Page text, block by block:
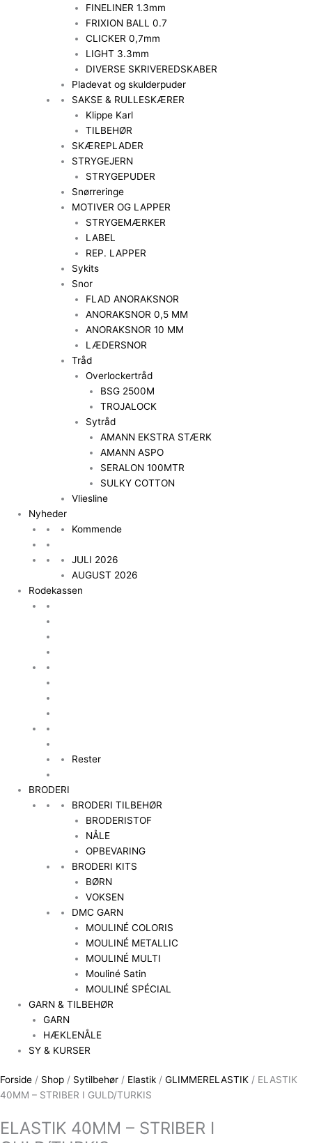
FINELINER 1.3mm
FRIXION BALL 0.7
CLICKER 0,7mm
LIGHT 3.3mm
DIVERSE SKRIVEREDSKABER
Pladevat og skulderpuder
SAKSE & RULLESKÆRER
Klippe Karl
TILBEHØR
SKÆREPLADER
STRYGEJERN
STRYGEPUDER
Snørreringe
MOTIVER OG LAPPER
STRYGEMÆRKER
LABEL
REP. LAPPER
Sykits
Snor
FLAD ANORAKSNOR
ANORAKSNOR 0,5 MM
ANORAKSNOR 10 MM
LÆDERSNOR
Tråd
Overlockertråd
BSG 2500M
TROJALOCK
Sytråd
AMANN EKSTRA STÆRK
AMANN ASPO
SERALON 100MTR
SULKY COTTON
Vliesline
Nyheder
Kommende
JULI 2026
AUGUST 2026
Rodekassen
Rester
BRODERI
BRODERI TILBEHØR
BRODERISTOF
NÅLE
OPBEVARING
BRODERI KITS
BØRN
VOKSEN
DMC GARN
MOULINÉ COLORIS
MOULINÉ METALLIC
MOULINÉ MULTI
Mouliné Satin
MOULINÉ SPÉCIAL
GARN & TILBEHØR
GARN
HÆKLENÅLE
SY & KURSER
Forside / Shop / Sytilbehør / Elastik / GLIMMERELASTIK / ELASTIK
40MM – STRIBER I GULD/TURKIS
ELASTIK 40MM – STRIBER I